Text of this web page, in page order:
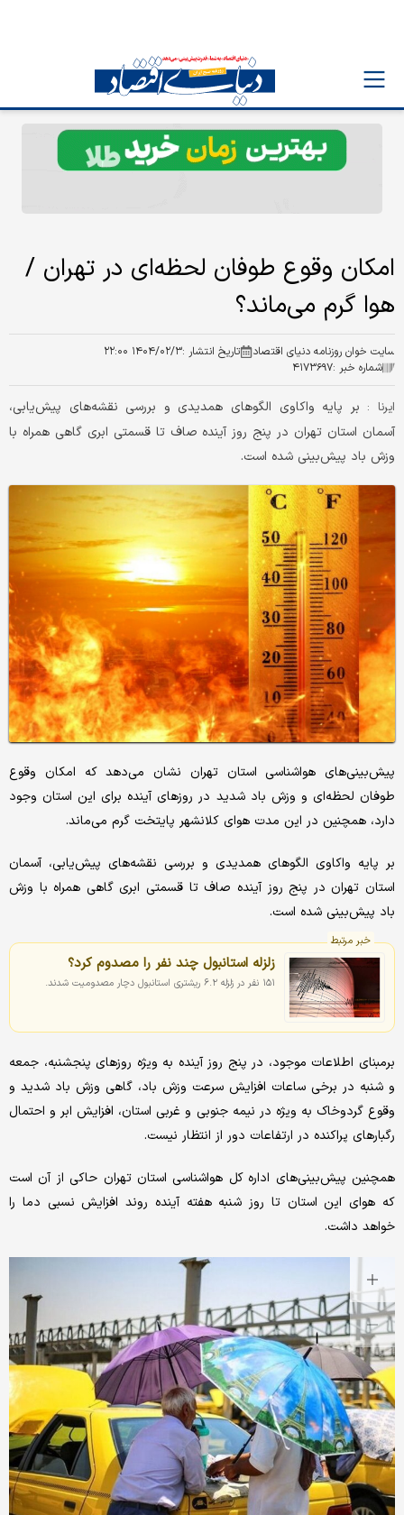
امکان وقوع طوفان لحظه‌ای در تهران /
هوا گرم می‌ماند؟
سایت خوان روزنامه دنیای اقتصاد تاریخ انتشار :۱۴۰۴/۰۲/۳ ۲۲:۰۰
شماره خبر :۴۱۷۳۶۹۷
ایرنا : بر پایه واکاوی الگوهای همدیدی و بررسی نقشه‌های پیش‌یابی،
آسمان استان تهران در پنج روز آینده صاف تا قسمتی ابری گاهی همراه با
وزش باد پیش‌بینی شده است.
پیش‌بینی‌های هواشناسی استان تهران نشان می‌دهد که امکان وقوع
طوفان لحظه‌ای و وزش باد شدید در روزهای آینده برای این استان وجود
دارد، همچنین در این مدت هوای کلانشهر پایتخت گرم می‌ماند.
بر پایه واکاوی الگوهای همدیدی و بررسی نقشه‌های پیش‌یابی، آسمان
استان تهران در پنج روز آینده صاف تا قسمتی ابری گاهی همراه با وزش
باد پیش‌بینی شده است.
خبر مرتبط
زلزله استانبول چند نفر را مصدوم کرد؟
۱۵۱ نفر در زلزله ۶.۲ ریشتری استانبول دچار مصدومیت شدند.
برمبنای اطلاعات موجود، در پنج روز آینده به ویژه روزهای پنجشنبه، جمعه
و شنبه در برخی ساعات افزایش سرعت وزش باد، گاهی وزش باد شدید و
وقوع گردوخاک به ویژه در نیمه جنوبی و غربی استان، افزایش ابر و احتمال
رگبارهای پراکنده در ارتفاعات دور از انتظار نیست.
همچنین پیش‌بینی‌های اداره کل هواشناسی استان تهران حاکی از آن است
که هوای این استان تا روز شنبه هفته آینده روند افزایش نسبی دما را
خواهد داشت.